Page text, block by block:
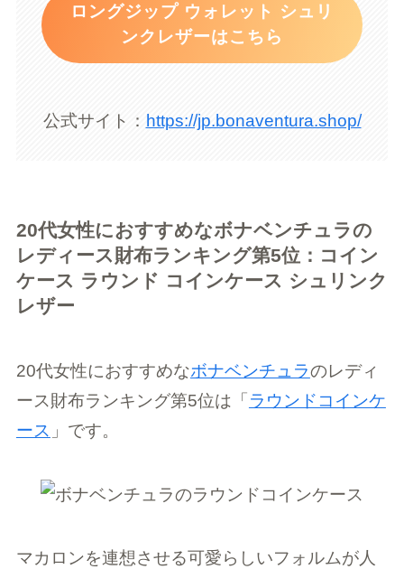
ロングジップ ウォレット シュリ
ンクレザーはこちら
公式サイト： https://jp.bonaventura.shop/
20代女性におすすめなボナベンチュラの
レディース財布ランキング第5位：コイン
ケース ラウンド コインケース シュリンク
レザー
20代女性におすすめなボナベンチュラのレディ
ース財布ランキング第5位は「 ラウンドコインケ
ース 」です。
マカロンを連想させる可愛らしいフォルムが人